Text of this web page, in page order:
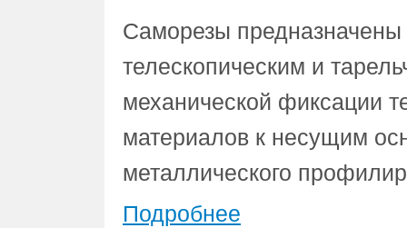
Саморезы
телескопическим и
механической фиксации
материалов к несущим
металлического
Подробнее